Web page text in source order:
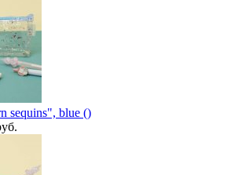
sequins", blue ()